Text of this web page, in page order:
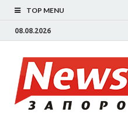
TOP MENU
08.08.2026